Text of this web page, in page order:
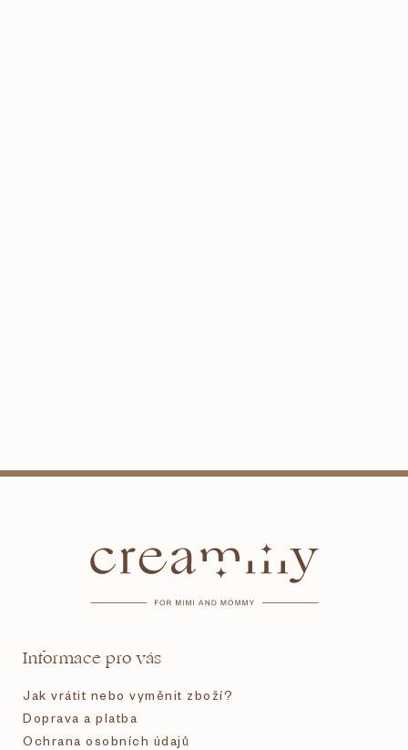
Informace pro vás
Jak vrátit nebo vyměnit zboží?
Doprava a platba
Ochrana osobních údajů